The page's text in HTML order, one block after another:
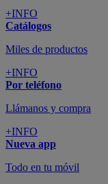
+INFO
Catálogos
Miles de productos
+INFO
Por teléfono
Llámanos y compra
+INFO
Nueva app
Todo en tu móvil